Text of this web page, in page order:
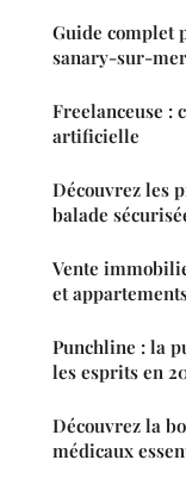
Guide complet
sanary-sur-mer
Freelanceuse :
artificielle
Découvrez les
balade
Vente
et
Punchline : la
les esprits en
Découvrez la
médicaux